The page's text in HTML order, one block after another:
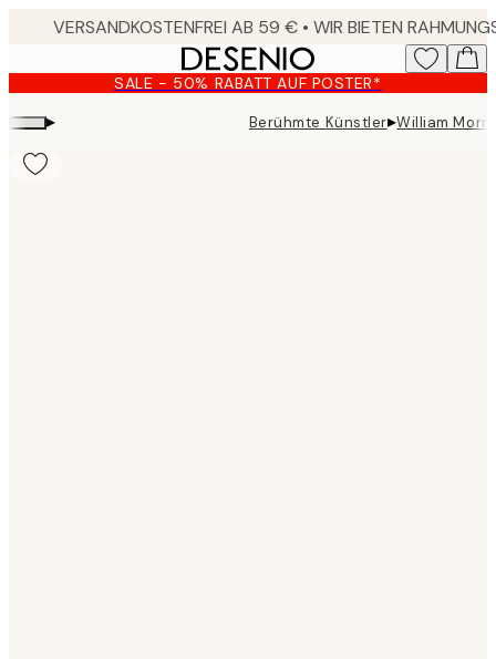
content.
SALE - 50% RABATT AUF POSTER*
▸ Berühmte Künstler▸William